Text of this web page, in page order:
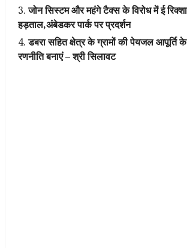
जोन सिस्टम और महंगे टैक्स के विरोध में ई
हड़ताल,अंबेडकर पार्क पर प्रदर्शन
डबरा सहित क्षेत्र के ग्रामों की पेयजल आपूर्ति
रणनीति बनाएं – श्री सिलावट